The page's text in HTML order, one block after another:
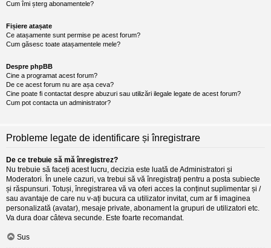
Cum îmi șterg abonamentele?
Fișiere atașate
Ce atașamente sunt permise pe acest forum?
Cum găsesc toate atașamentele mele?
Despre phpBB
Cine a programat acest forum?
De ce acest forum nu are așa ceva?
Cine poate fi contactat despre abuzuri sau utilizări ilegale legate de acest forum?
Cum pot contacta un administrator?
Probleme legate de identificare și înregistrare
De ce trebuie să mă înregistrez?
Nu trebuie să faceți acest lucru, decizia este luată de Administratori și
Moderatori. În unele cazuri, va trebui să vă înregistrați pentru a posta subiecte
și răspunsuri. Totuși, înregistrarea vă va oferi acces la conținut suplimentar și /
sau avantaje de care nu v-ați bucura ca utilizator invitat, cum ar fi imaginea
personalizată (avatar), mesaje private, abonament la grupuri de utilizatori etc.
Va dura doar câteva secunde. Este foarte recomandat.
Sus